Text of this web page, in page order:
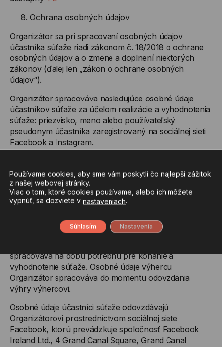
Ochrana osobných údajov
Organizátor sa pri spracovaní osobných údajov
účastníka súťaže riadi zákonom č. 18/2018 o ochrane
osobných údajov a o zmene a doplnení niektorých
zákonov (ďalej len „zákon o ochrane osobných
údajov“).
Organizátor spracováva nasledujúce osobné údaje
účastníkov súťaže za účelom realizácie a vyhodnotenia
súťaže: priezvisko, meno alebo používateľský
pseudonym účastníka zaregistrovaný na sociálnej sieti
Facebook a Instagram.
výhercu za účelom odovzdania výhry inak, ako
osobným prevzatím: meno, priezvisko, adresa, na
ktorú má byť výhra zaslaná a kontaktné telefónne
číslo. Tieto osobné údaje budú zároveň odovzdané
spracováva na dobu potrebnú pre konanie a
vyhodnotenie súťaže. Osobné údaje výhercu
Organizátor spracováva do momentu odovzdania
výhry výhercovi.
Osobné údaje účastníci súťaže odovzdávajú
Organizátorovi prostredníctvom sociálnej siete
Facebook, ktorú prevádzkuje spoločnosť Facebook
Ireland Ltd., 4 Grand Canal Square, Grand Canal
Používame cookies, aby sme vám poskytli čo najlepší zážitok
z našej webovej stránky.
Viac o tom, ktoré cookies používame, alebo ich môžete
vypnúť, sa dozviete v nastaveniach.
Súhlasím Nastavenia